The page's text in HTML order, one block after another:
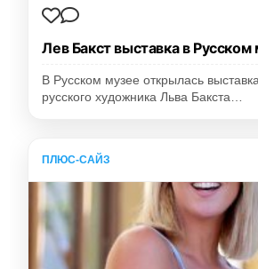
Лев Бакст выставка в Русском
В Русском музее открылась
русского художника Льва Бакста…
ПЛЮС-САЙЗ